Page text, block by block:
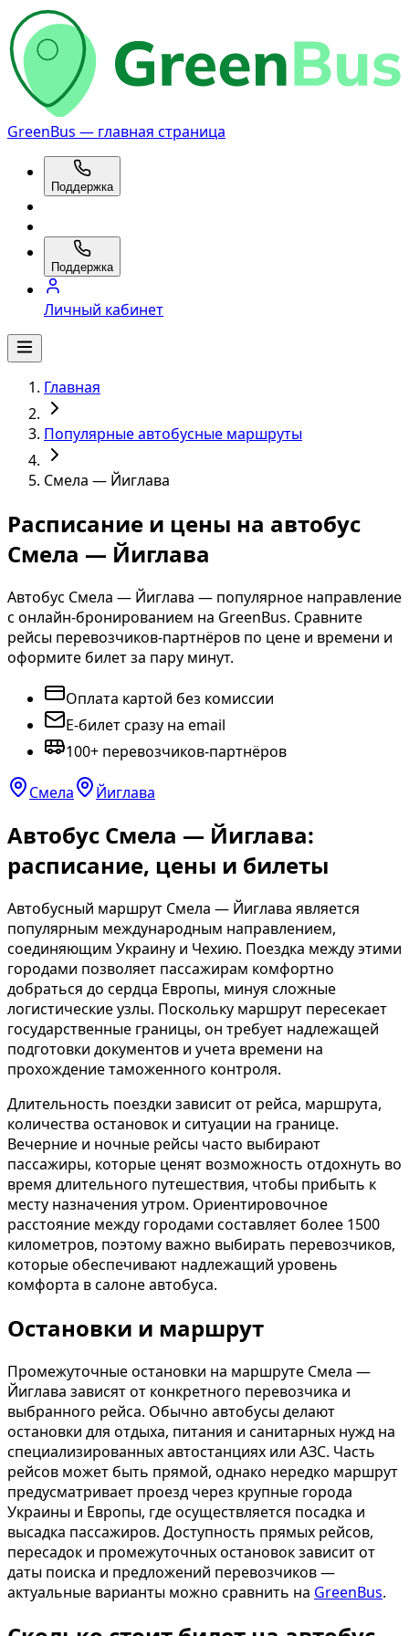
GreenBus — главная страница
Поддержка
Поддержка
Личный кабинет
Главная
Популярные автобусные маршруты
Смела — Йиглава
Расписание и цены на автобус
Смела — Йиглава
Автобус Смела — Йиглава — популярное направление
с онлайн-бронированием на GreenBus. Сравните
рейсы перевозчиков-партнёров по цене и времени и
оформите билет за пару минут.
Оплата картой без комиссии
E-билет сразу на email
100+ перевозчиков-партнёров
Смела Йиглава
Автобус Смела — Йиглава:
расписание, цены и билеты
Автобусный маршрут Смела — Йиглава является
популярным международным направлением,
соединяющим Украину и Чехию. Поездка между этими
городами позволяет пассажирам комфортно
добраться до сердца Европы, минуя сложные
логистические узлы. Поскольку маршрут пересекает
государственные границы, он требует надлежащей
подготовки документов и учета времени на
прохождение таможенного контроля.
Длительность поездки зависит от рейса, маршрута,
количества остановок и ситуации на границе.
Вечерние и ночные рейсы часто выбирают
пассажиры, которые ценят возможность отдохнуть во
время длительного путешествия, чтобы прибыть к
месту назначения утром. Ориентировочное
расстояние между городами составляет более 1500
километров, поэтому важно выбирать перевозчиков,
которые обеспечивают надлежащий уровень
комфорта в салоне автобуса.
Остановки и маршрут
Промежуточные остановки на маршруте Смела —
Йиглава зависят от конкретного перевозчика и
выбранного рейса. Обычно автобусы делают
остановки для отдыха, питания и санитарных нужд на
специализированных автостанциях или АЗС. Часть
рейсов может быть прямой, однако нередко маршрут
предусматривает проезд через крупные города
Украины и Европы, где осуществляется посадка и
высадка пассажиров. Доступность прямых рейсов,
пересадок и промежуточных остановок зависит от
даты поиска и предложений перевозчиков —
актуальные варианты можно сравнить на GreenBus.